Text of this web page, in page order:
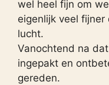
wel heel fijn om
eigenlijk veel
lucht.
Vanochtend na
ingepakt en
gereden.